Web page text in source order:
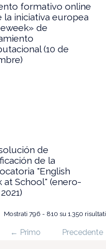
formativo online
la iniciativa europea
de
(10 de
de
de la
"English
at School" (enero-
Mostrati 796 - 810 su 1.350 risultati.
← Primo Precedente